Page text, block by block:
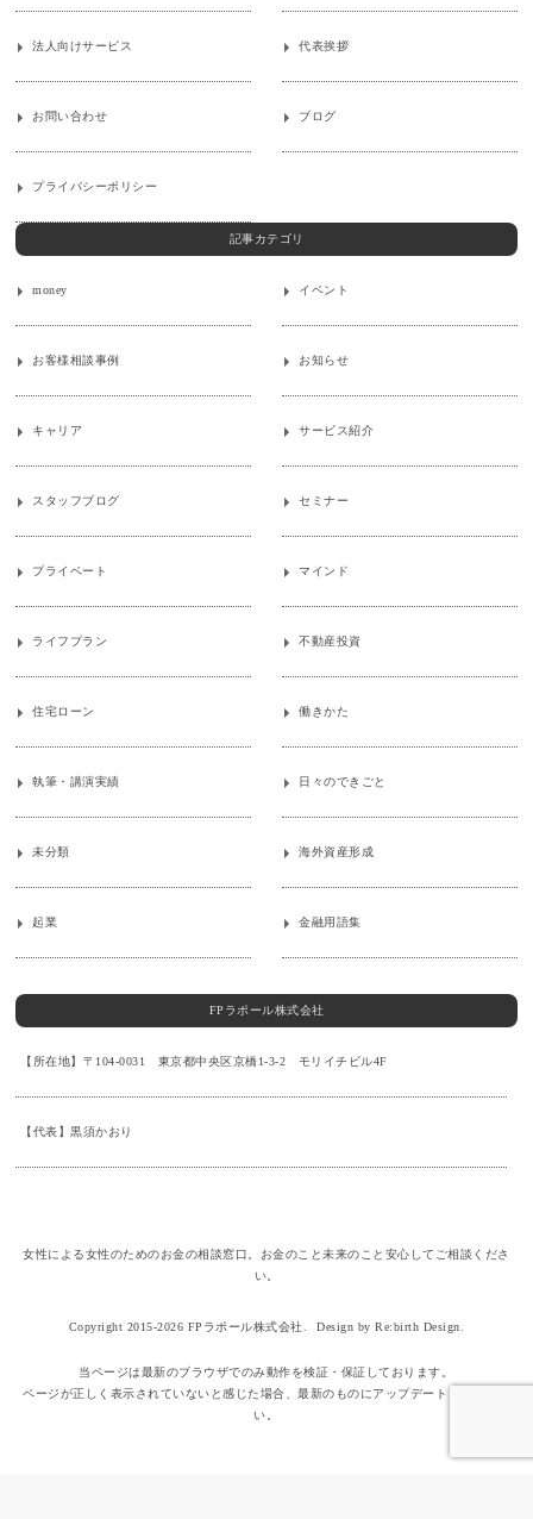
法人向けサービス 代表挨拶
お問い合わせ ブログ
プライバシーポリシー
記事カテゴリ
money イベント
お客様相談事例 お知らせ
キャリア サービス紹介
スタッフブログ セミナー
プライベート マインド
ライフプラン 不動産投資
住宅ローン 働きかた
執筆・講演実績 日々のできごと
未分類 海外資産形成
起業 金融用語集
FPラポール株式会社
【所在地】〒104-0031 東京都中央区京橋1-3-2 モリイチビル4F
【代表】黒須かおり
女性による女性のためのお金の相談窓口。お金のこと未来のこと安心してご相談くださ
い。
Copyright 2015-2026 FPラポール株式会社. Design by Re:birth Design.
当ページは最新のブラウザでのみ動作を検証・保証しております。
ページが正しく表示されていないと感じた場合、最新のものにアップデートしてくださ
い。